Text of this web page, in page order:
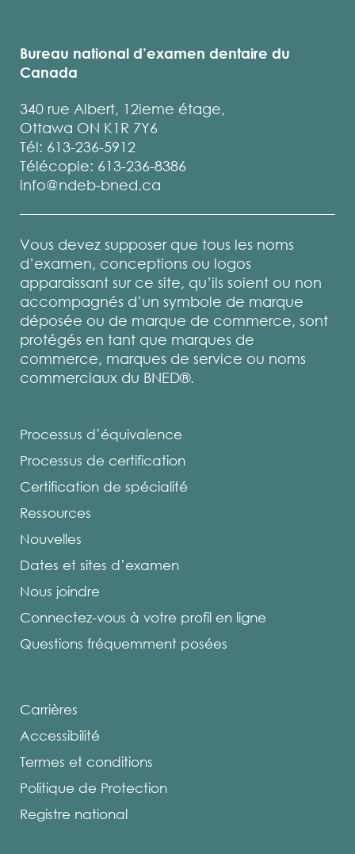
Bureau national d’examen dentaire du
Canada
340 rue Albert, 12ieme étage,
Ottawa ON K1R 7Y6
Tél: 613-236-5912
Télécopie: 613-236-8386
info@ndeb-bned.ca
Vous devez supposer que tous les noms
d’examen, conceptions ou logos
apparaissant sur ce site, qu’ils soient ou non
accompagnés d’un symbole de marque
déposée ou de marque de commerce, sont
protégés en tant que marques de
commerce, marques de service ou noms
commerciaux du BNED®.
Processus d’équivalence
Processus de certification
Certification de spécialité
Ressources
Nouvelles
Dates et sites d’examen
Nous joindre
Connectez-vous à votre profil en ligne
Questions fréquemment posées
Carrières
Accessibilité
Termes et conditions
Politique de Protection
Registre national